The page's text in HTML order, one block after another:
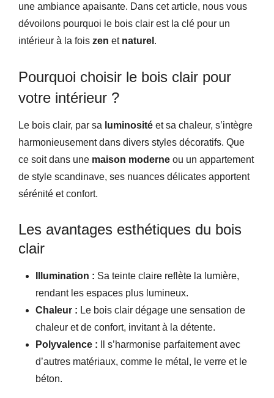
une ambiance apaisante. Dans cet article, nous vous
dévoilons pourquoi le bois clair est la clé pour un
intérieur à la fois zen et naturel .
Pourquoi choisir le bois clair pour
votre intérieur ?
Le bois clair, par sa luminosité et sa chaleur, s’intègre
harmonieusement dans divers styles décoratifs. Que
ce soit dans une maison moderne ou un appartement
de style scandinave, ses nuances délicates apportent
sérénité et confort.
Les avantages esthétiques du bois
clair
Illumination : Sa teinte claire reflète la lumière,
rendant les espaces plus lumineux.
Chaleur : Le bois clair dégage une sensation de
chaleur et de confort, invitant à la détente.
Polyvalence : Il s’harmonise parfaitement avec
d’autres matériaux, comme le métal, le verre et le
béton.